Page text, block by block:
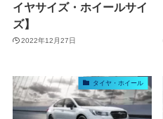
イヤサイズ・ホイールサイ
ズ】
2022年12月27日
タイヤ・ホイール